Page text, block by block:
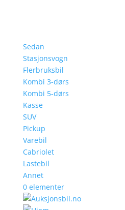
Sedan
Stasjonsvogn
Flerbruksbil
Kombi 3-dørs
Kombi 5-dørs
Kasse
SUV
Pickup
Varebil
Cabriolet
Lastebil
Annet
0 elementer